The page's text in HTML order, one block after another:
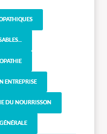
ENTREPRISE
DU NOURRISSON